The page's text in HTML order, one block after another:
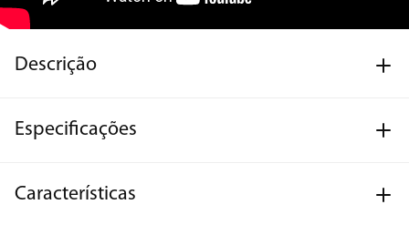
Descrição
Especificações
Características